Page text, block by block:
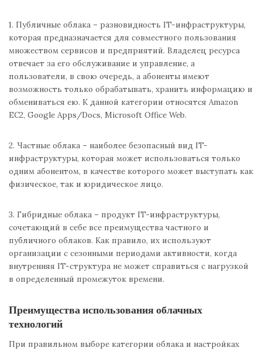
1. Публичные облака – разновидность IT-инфраструктуры,
которая предназначается для совместного пользования
множеством сервисов и предприятий. Владелец ресурса
отвечает за его обслуживание и управление, а
пользователи, в свою очередь, а абоненты имеют
возможность только обрабатывать, хранить информацию и
обмениваться ею. К данной категории относятся Amazon
EC2, Google Apps/Docs, Microsoft Office Web.
2. Частные облака – наиболее безопасный вид IT-
инфраструктуры, которая может использоваться только
одним абонентом, в качестве которого может выступать как
физическое, так и юридическое лицо.
3. Гибридные облака – продукт IT-инфраструктуры,
сочетающий в себе все преимущества частного и
публичного облаков. Как правило, их используют
организации с сезонными периодами активности, когда
внутренняя IT-структура не может справиться с нагрузкой
в определенный промежуток времени.
Преимущества использования облачных
технологий
При правильном выборе категории облака и настройках